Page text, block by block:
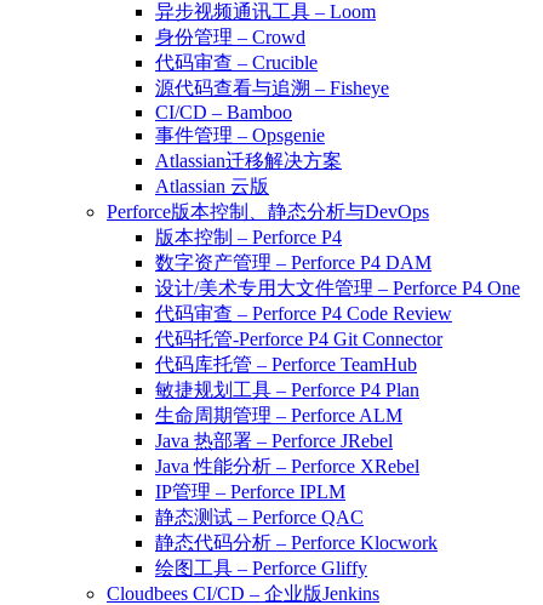
异步视频通讯工具 – Loom
身份管理 – Crowd
代码审查 – Crucible
源代码查看与追溯 – Fisheye
CI/CD – Bamboo
事件管理 – Opsgenie
Atlassian迁移解决方案
Atlassian 云版
Perforce版本控制、静态分析与DevOps
版本控制 – Perforce P4
数字资产管理 – Perforce P4 DAM
设计/美术专用大文件管理 – Perforce P4 One
代码审查 – Perforce P4 Code Review
代码托管-Perforce P4 Git Connector
代码库托管 – Perforce TeamHub
敏捷规划工具 – Perforce P4 Plan
生命周期管理 – Perforce ALM
Java 热部署 – Perforce JRebel
Java 性能分析 – Perforce XRebel
IP管理 – Perforce IPLM
静态测试 – Perforce QAC
静态代码分析 – Perforce Klocwork
绘图工具 – Perforce Gliffy
Cloudbees CI/CD – 企业版Jenkins